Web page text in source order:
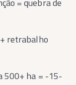
= quebra de
retrabalho
500+ ha = -15-